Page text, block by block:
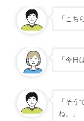
「こち
「今日
「そう
ね。」